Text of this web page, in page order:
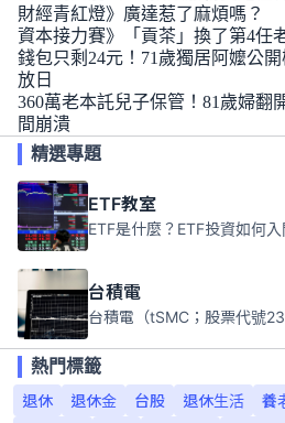
財經青紅燈》廣達惹了麻煩嗎？
資本接力賽》「貢茶」換了第4任
錢包只剩24元！71歲獨居阿嬤公
放日
360萬老本託兒子保管！81歲婦翻
間崩潰
精選專題
ETF教室
台積電
熱門標籤
退休
退休金 台股 退休生活 養